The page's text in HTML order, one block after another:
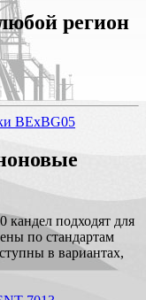
регион
подходят для
по стандартам
в вариантах,